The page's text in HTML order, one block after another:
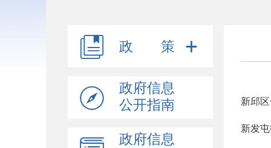
政 策
政府信息
公开指南
政府信息
新邱
新发